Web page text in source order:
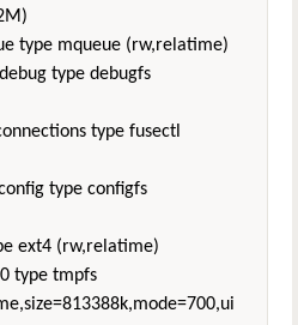
type mqueue (rw,relatime)
type debugfs
type fusectl
type configfs
ext4 (rw,relatime)
type tmpfs